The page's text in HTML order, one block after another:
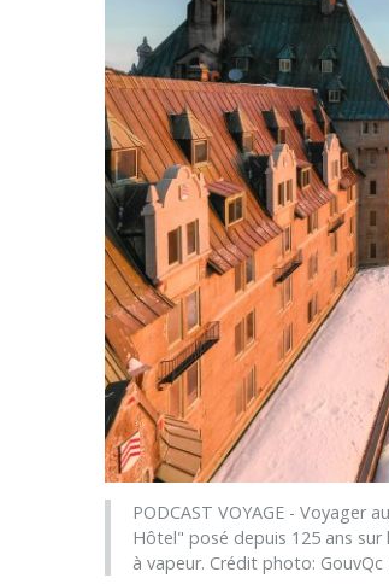
PODCAST VOYAGE - Voyager
Hôtel" posé depuis 125 ans
à vapeur. Crédit photo: